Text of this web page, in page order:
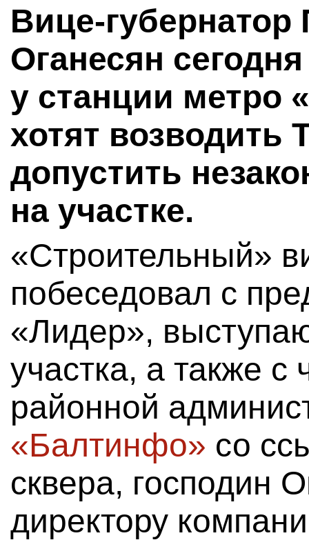
Вице-губернатор
Оганесян
у станции метро
хотят
допустить
на участке.
«Строительный»
побеседовал с
«Лидер»,
участка, а также с
районной
«Балтинфо» со
сквера, господин
директору